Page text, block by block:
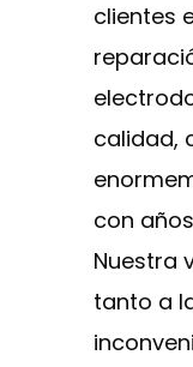
clientes
calidad,
con
Nuestra
tanto a